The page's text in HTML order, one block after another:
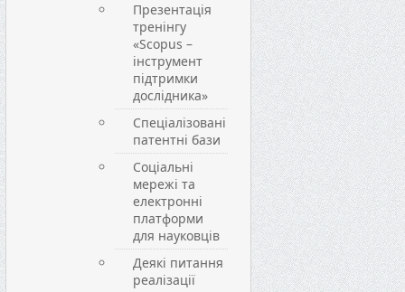
Презентація
тренінгу
«Scopus –
інструмент
підтримки
дослідника»
Спеціалізовані
патентні бази
Соціальні
мережі та
електронні
платформи
для науковців
Деякі питання
реалізації